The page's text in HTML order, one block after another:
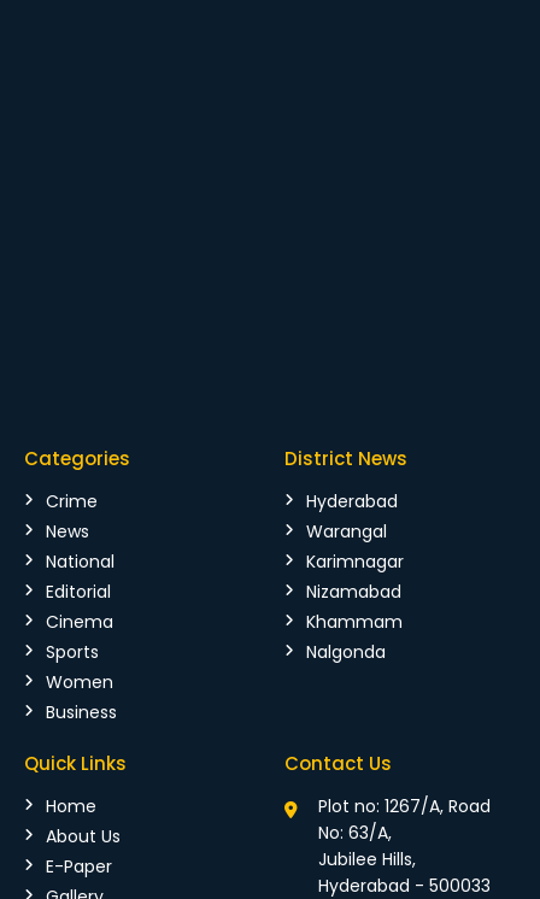
Categories
Crime
News
National
Editorial
Cinema
Sports
Women
Business
District News
Hyderabad
Warangal
Karimnagar
Nizamabad
Khammam
Nalgonda
Quick Links
Home
About Us
E-Paper
Contact Us
Plot no: 1267/A, Road
No: 63/A,
Jubilee Hills,
Hyderabad - 500033